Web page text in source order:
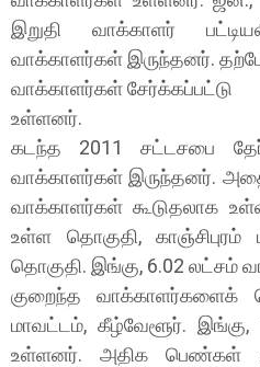
இறுதி வாக்காளர்
வாக்காளர்கள் இருந்தனர்.
வாக்காளர்கள் சேர்க்கப்பட்டு
உள்ளனர்.
கடந்த 2011 சட்டசபை
வாக்காளர்கள் இருந்தனர்.
வாக்காளர்கள் கூடுதலாக
உள்ள தொகுதி, காஞ்சிபுரம்
தொகுதி. இங்கு, 6.02 லட்சம்
குறைந்த
மாவட்டம், கீழ்வேளூர்.
உள்ளனர். அதிக பெண்கள்